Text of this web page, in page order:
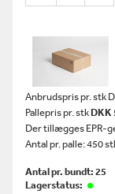
Anbrudspris pr. stk
Pallepris pr. stkDKK
Der tillægges EPR-
Antal pr. palle: 450
Antal pr. bundt: 25
Lagerstatus: